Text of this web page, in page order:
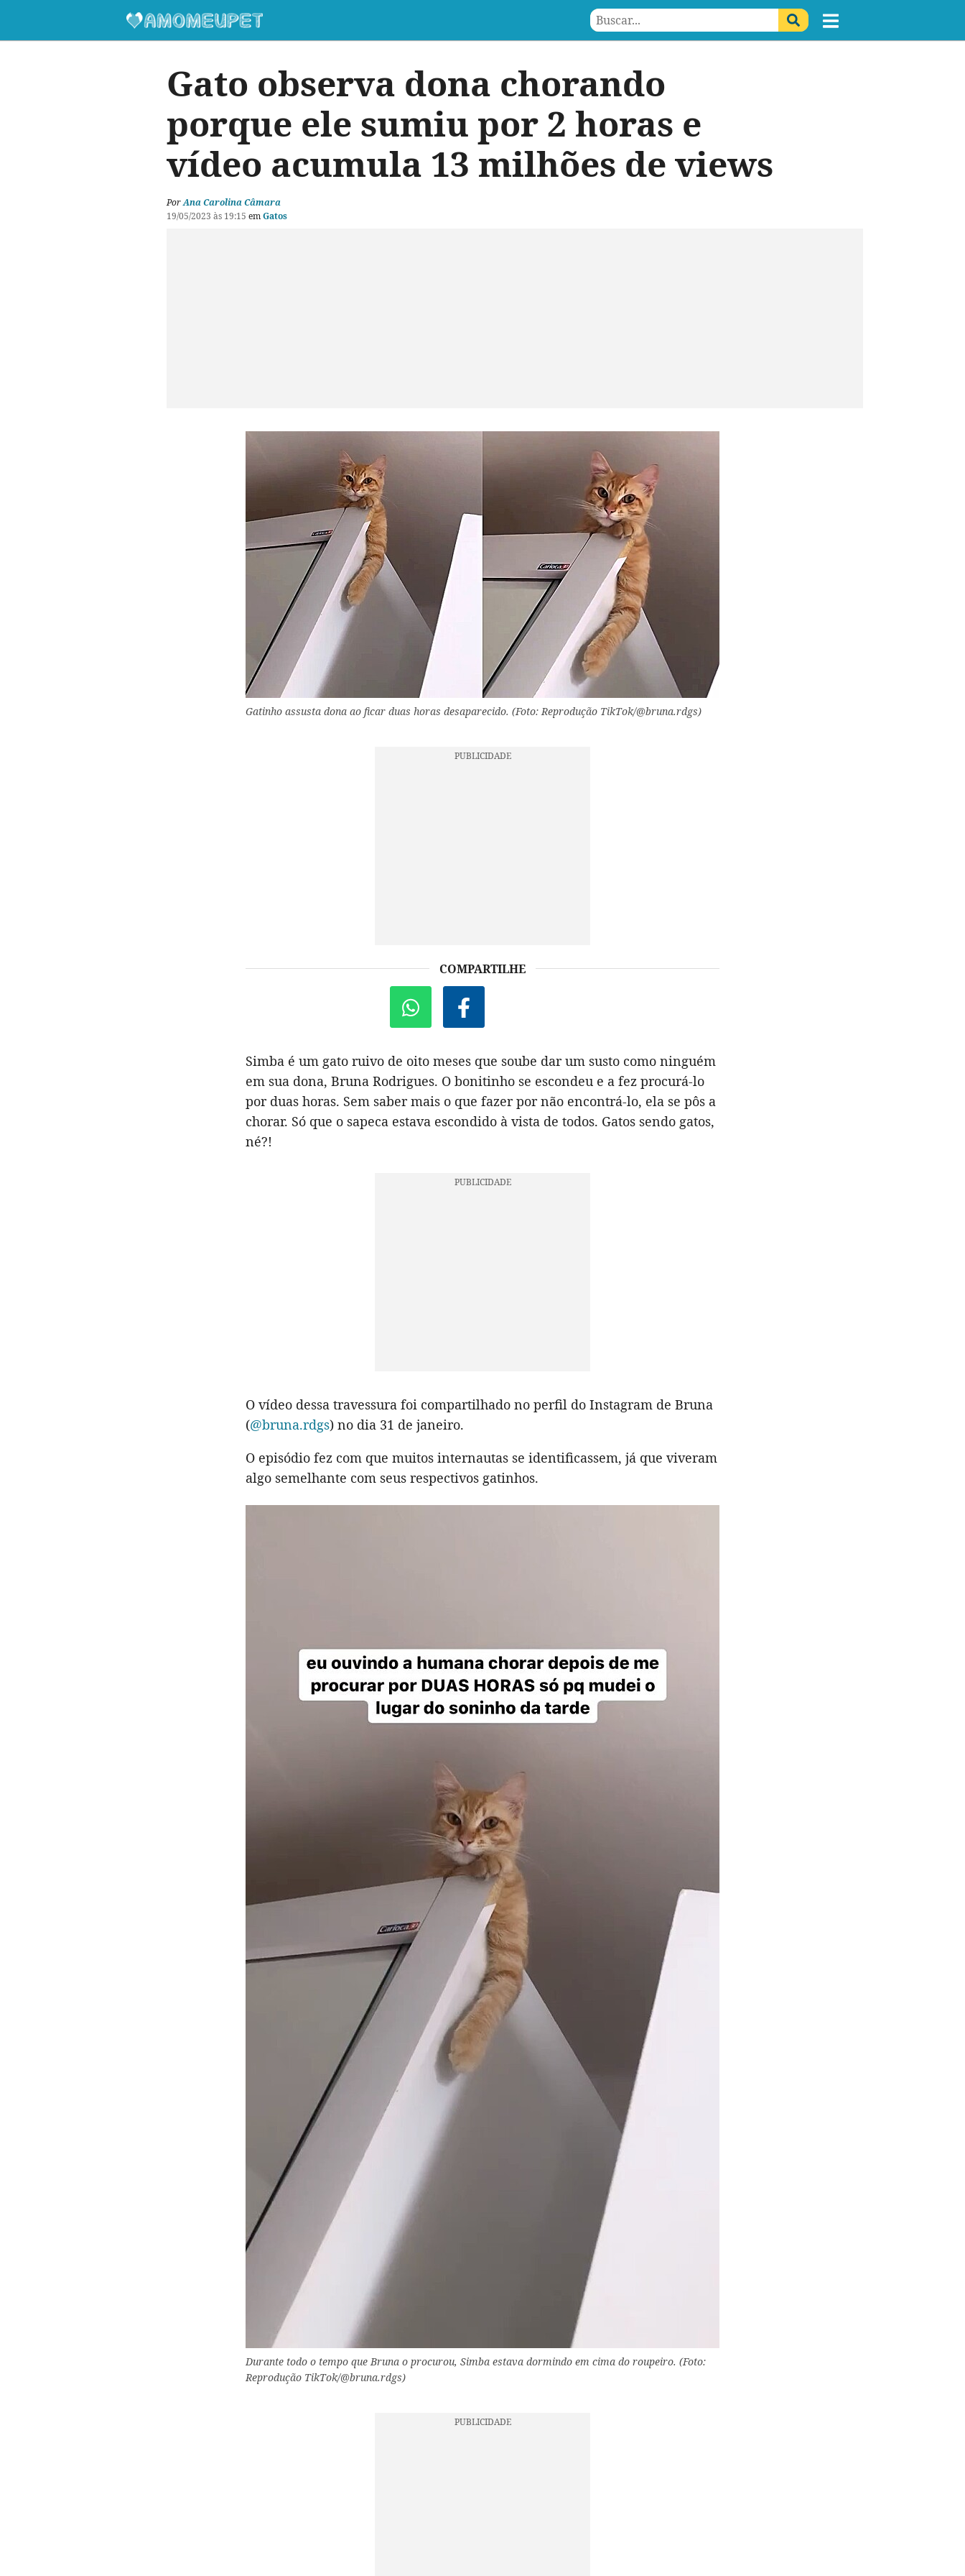
Gato observa dona chorando
porque ele sumiu por 2 horas e
vídeo acumula 13 milhões de views
PorAna Carolina Câmara
19/05/2023 às 19:15 emGatos
Gatinho assusta dona ao ficar duas horas desaparecido. (Foto: Reprodução TikTok/@bruna.rdgs)
COMPARTILHE
Simba é um gato ruivo de oito meses que soube dar um susto como ninguém
em sua dona, Bruna Rodrigues. O bonitinho se escondeu e a fez procurá-lo
por duas horas. Sem saber mais o que fazer por não encontrá-lo, ela se pôs a
chorar. Só que o sapeca estava escondido à vista de todos. Gatos sendo gatos,
né?!
O vídeo dessa travessura foi compartilhado no perfil do Instagram de Bruna
(@bruna.rdgs) no dia 31 de janeiro.
O episódio fez com que muitos internautas se identificassem, já que viveram
algo semelhante com seus respectivos gatinhos.
Durante todo o tempo que Bruna o procurou, Simba estava dormindo em cima do roupeiro. (Foto:
Reprodução TikTok/@bruna.rdgs)